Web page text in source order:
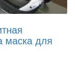
маска для